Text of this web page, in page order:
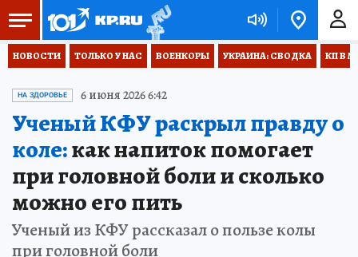
НОВОСТИ ТОЛЬКО У НАС ВОЕНКОРЫ УКРАИНА: СВОДКА КП В
НА ЗДОРОВЬЕ 6 июня 2026 6:42
Ученый КФУ раскрыл правду о
коле:как напиток помогает
при головной боли и сколько
можно его пить
Ученый из КФУ рассказал о пользе колы
при головной боли